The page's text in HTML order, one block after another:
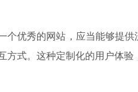
个优秀的网站，应当能够提
方式。这种定制化的用户体